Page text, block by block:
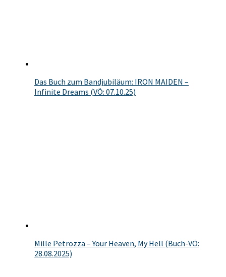
Das Buch zum Bandjubiläum: IRON MAIDEN –
Infinite Dreams (VÖ: 07.10.25)
Mille Petrozza – Your Heaven, My Hell (Buch-VÖ:
28.08.2025)